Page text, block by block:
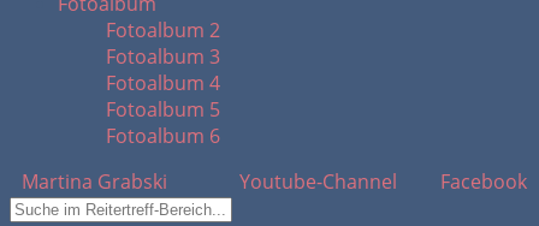
Fotoalbum 2
Fotoalbum 3
Fotoalbum 4
Fotoalbum 5
Fotoalbum 6
Martina Grabski
Youtube-Channel Facebook